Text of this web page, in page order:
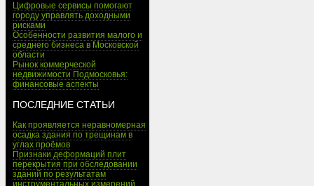
Цифровые сервисы помогают
городу управлять доходными
рисками
Особенности развития малого и
среднего бизнеса в Московской
области
Рынок коммерческой
недвижимости Подмосковья:
финансовые аспекты
ПОСЛЕДНИЕ СТАТЬИ
Как проявляется неравномерная
осадка здания по трещинам в
углах проёмов
Признаки деформаций плит
перекрытия при обследовании
зданий по результатам
инструментальных измерений